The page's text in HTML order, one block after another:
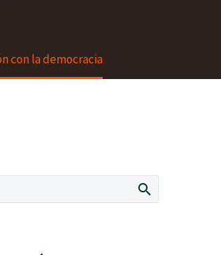
con la democracia